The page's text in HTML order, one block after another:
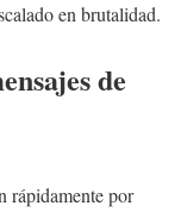
en brutalidad.
de
rápidamente por